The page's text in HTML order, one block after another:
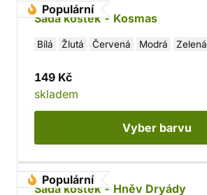
Populární
Sada kostek - Kosmas
Bílá Žlutá Červená Modrá Zelená
149 Kč
skladem
Vyber barvu
Populární
Sada kostek - Hněv Dryády